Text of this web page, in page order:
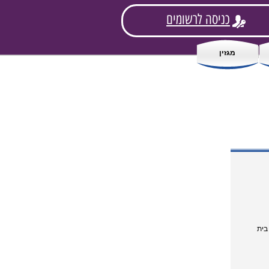
כניסה לרשומים
מגזין
בית